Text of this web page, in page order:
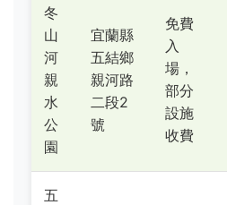
冬
山
河
親
水
公
園
宜蘭縣
五結鄉
親河路
二段2
號
免費
入
場，
部分
設施
收費
五